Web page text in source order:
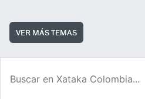
VER MÁS TEMAS